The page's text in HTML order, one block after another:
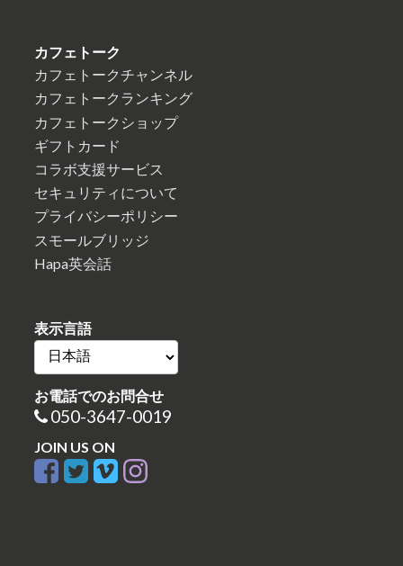
カフェトーク
カフェトークチャンネル
カフェトークランキング
カフェトークショップ
ギフトカード
コラボ支援サービス
セキュリティについて
プライバシーポリシー
スモールブリッジ
Hapa英会話
表示言語
お電話でのお問合せ
050-3647-0019
JOIN US ON